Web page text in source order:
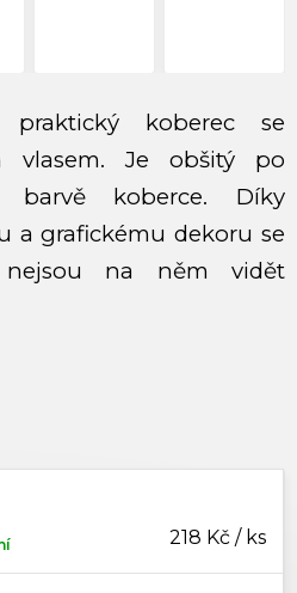
koberec se
vlasem. Je obšitý po
koberce. Díky
a grafickému dekoru se
na něm vidět
218 Kč / ks